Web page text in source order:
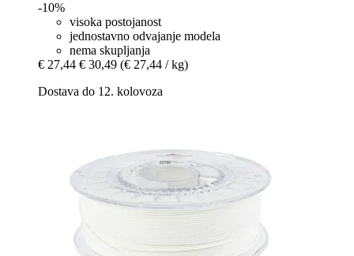
-10%
visoka postojanost
jednostavno odvajanje modela
nema skupljanja
€ 27,44 € 30,49 (€ 27,44 / kg)
Dostava do 12. kolovoza